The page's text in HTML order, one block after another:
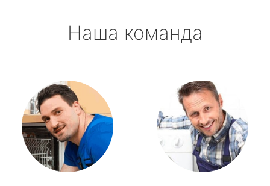
Наша команда